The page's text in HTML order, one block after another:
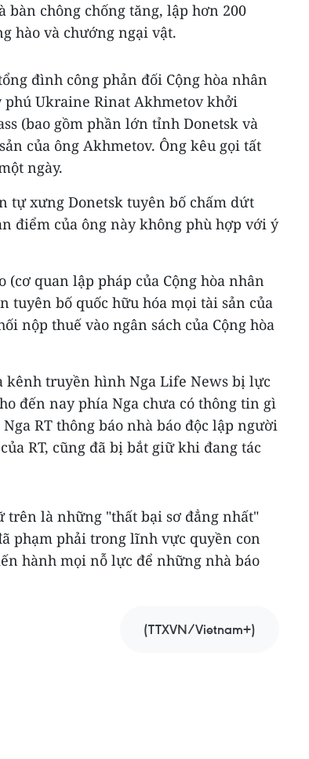
bàn chông chống tăng, lập hơn 200
hào và chướng ngại vật.
đình công phản đối Cộng hòa nhân
Ukraine Rinat Akhmetov khởi
(bao gồm phần lớn tỉnh Donetsk và
của ông Akhmetov. Ông kêu gọi tất
ngày.
tự xưng Donetsk tuyên bố chấm dứt
điểm của ông này không phù hợp với ý
(cơ quan lập pháp của Cộng hòa nhân
tuyên bố quốc hữu hóa mọi tài sản của
nộp thuế vào ngân sách của Cộng hòa
kênh truyền hình Nga Life News bị lực
đến nay phía Nga chưa có thông tin gì
RT thông báo nhà báo độc lập người
RT, cũng đã bị bắt giữ khi đang tác
trên là những "thất bại sơ đẳng nhất"
phạm phải trong lĩnh vực quyền con
hành mọi nỗ lực để những nhà báo
(TTXVN/Vietnam+)